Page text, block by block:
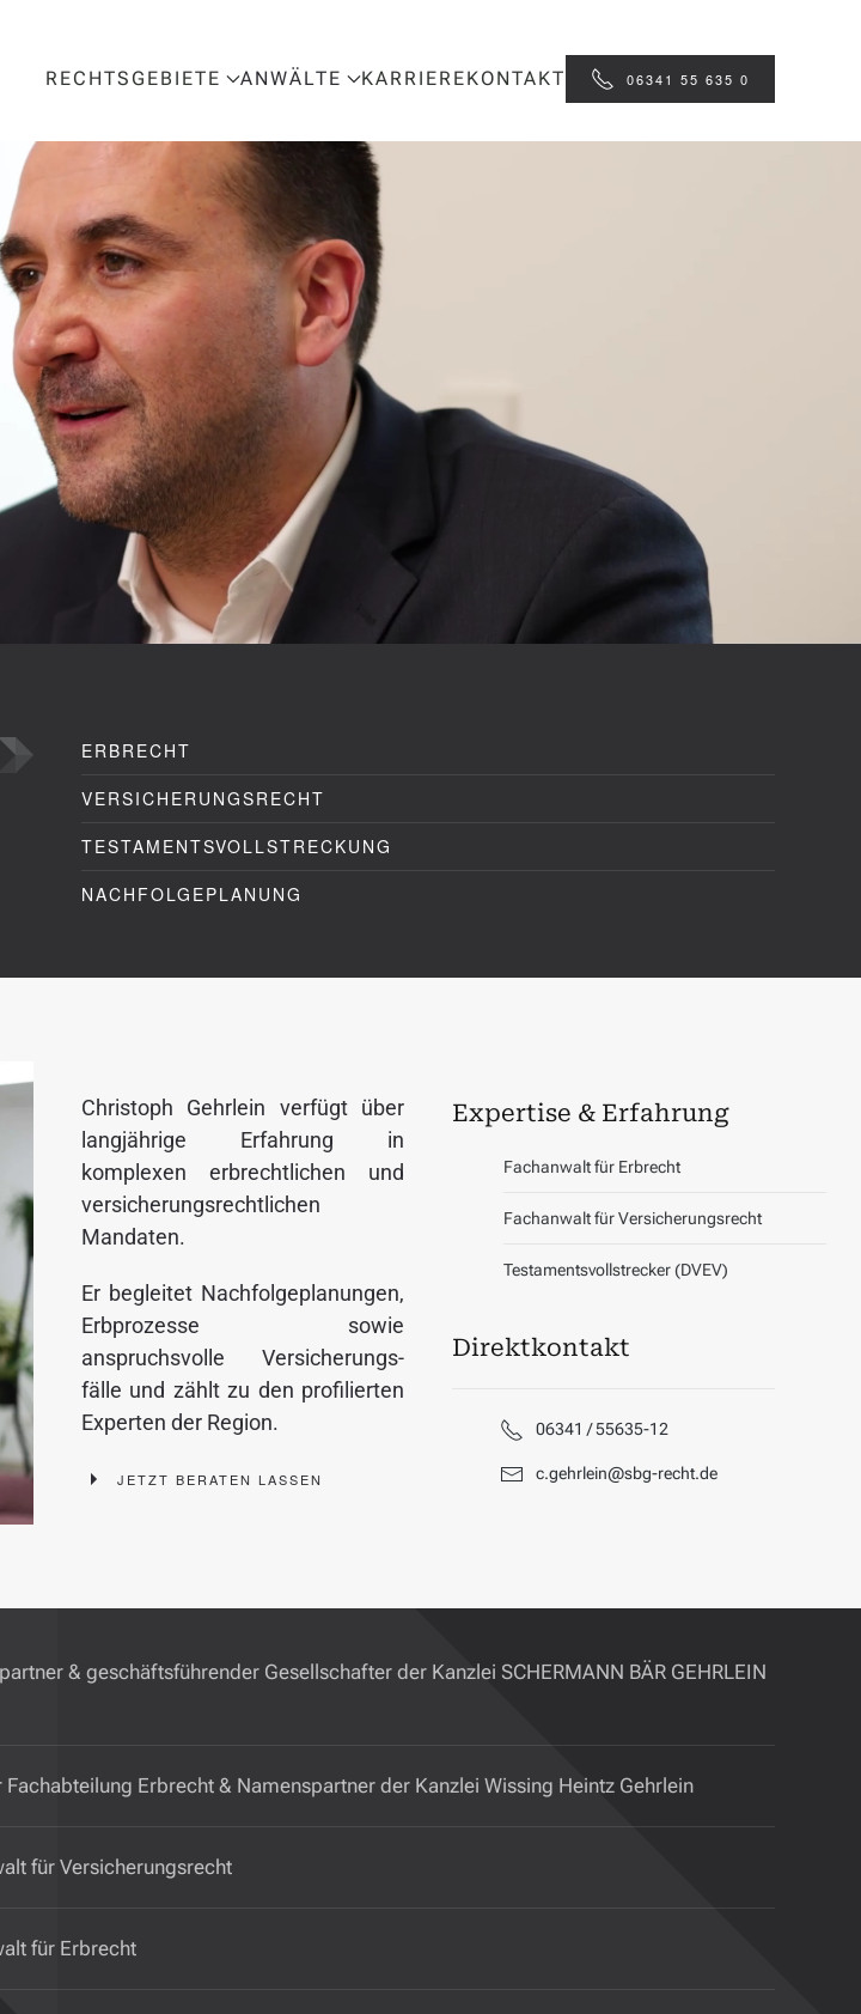
RECHTSGEBIETE
ANWÄLTE KARRIEREKONTAKT 06341 55 635 0
ERBRECHT
VERSICHERUNGSRECHT
TESTAMENTSVOLLSTRECKUNG
NACHFOLGEPLANUNG
Christoph Gehrlein verfügt über
langjährige Erfahrung in
komplexen erbrechtlichen und
versicherungs­rechtlichen
Mandaten.
Er begleitet Nachfolge­planungen,
Erbprozesse sowie
anspruchsvolle Versicherungs­
fälle und zählt zu den profilierten
Experten der Region.
JETZT BERATEN LASSEN
Expertise & Erfahrung
Fachanwalt für Erbrecht
Fachanwalt für Versicherungsrecht
Testamentsvollstrecker (DVEV)
Direktkontakt
06341 / 55635-12
c.gehrlein@sbg-recht.de
& geschäftsführender Gesellschafter der Kanzlei SCHERMANN BÄR GEHRLEIN
Erbrecht & Namenspartner der Kanzlei Wissing Heintz Gehrlein
für Versicherungsrecht
für Erbrecht